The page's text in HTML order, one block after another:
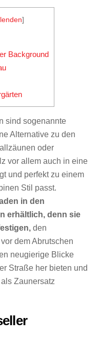
]
Background
sind sogenannte
Alternative zu den
oder
vor allem auch in eine
und perfekt zu einem
Stil passt.
in den
erhältlich, denn sie
den
dem Abrutschen
neugierige Blicke
Straße her bieten und
Zaunersatz